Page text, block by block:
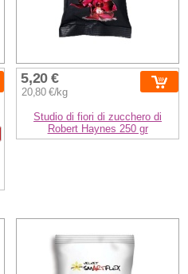
5,20 €
20,80 €/kg
Studio di fiori di zucchero di
Robert Haynes 250 gr